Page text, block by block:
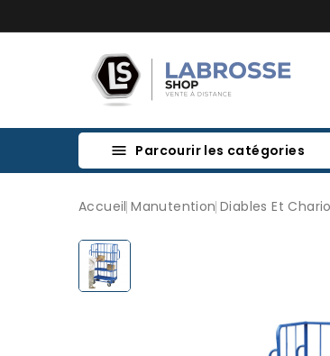
 Parcourir les catégories
Accueil Manutention Diables Et